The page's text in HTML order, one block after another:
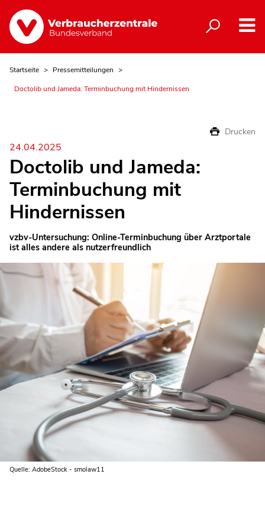
Startseite
Pressemitteilungen
Doctolib und Jameda: Terminbuchung mit Hindernissen
Drucken
24.04.2025
Doctolib und Jameda:
Terminbuchung mit
Hindernissen
vzbv-Untersuchung: Online-Terminbuchung über Arztportale
ist alles andere als nutzerfreundlich
Quelle: AdobeStock - smolaw11